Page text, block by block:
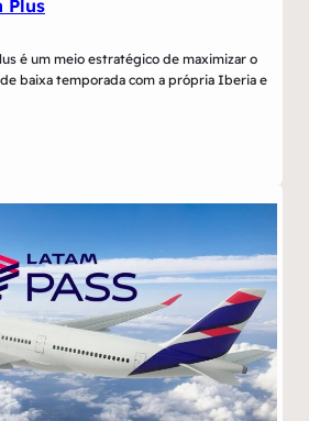
Plus
é um meio estratégico de maximizar o
baixa temporada com a própria Iberia e